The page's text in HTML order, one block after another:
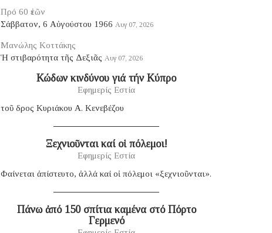
Πρό 60 ἐτῶν
Σάββατον, 6 Αὐγούστου 1966 Αυγ 07, 2026
Μανώλης Κοττάκης
Ἡ στιβαρότητα τῆς Δεξιᾶς Αυγ 07, 2026
Κώδων κινδύνου γιά τήν Κύπρο
Εφημερίς Εστία
τοῦ δρος Κυριάκου Α. Κενεβέζου
Ξεχνιοῦνται καί οἱ πόλεμοι!
Εφημερίς Εστία
Φαίνεται ἀπίστευτο, ἀλλά καί οἱ πόλεμοι «ξεχνιοῦνται».
Πάνω ἀπό 150 σπίτια καμένα στό Πόρτο
Γερμενό